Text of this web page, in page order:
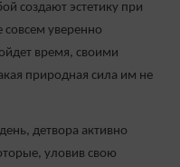
создают эстетику при
совсем уверенно
время, своими
природная сила им не
детвора активно
уловив свою